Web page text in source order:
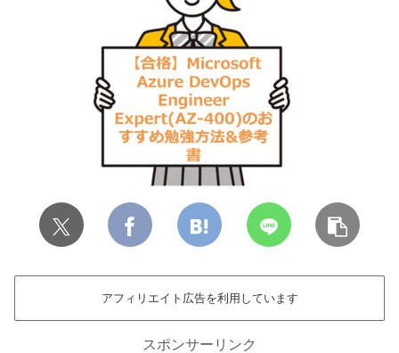
アフィリエイト広告を利用しています
スポンサーリンク